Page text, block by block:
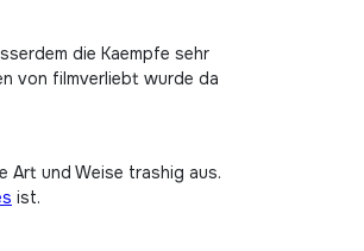
die Kaempfe sehr
von filmverliebt wurde da
Art und Weise trashig aus.
ist.